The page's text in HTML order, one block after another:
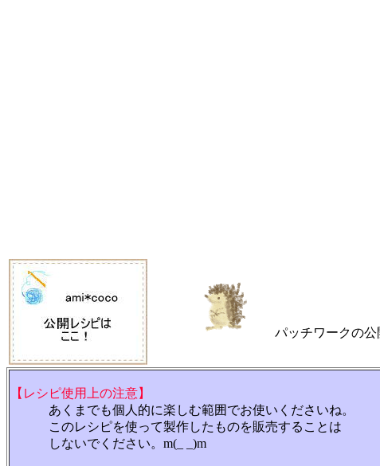
パッチワークの公
【レシピ使用上の注意】
あくまでも個人的に楽しむ範囲でお使いくださいね。
このレシピを使って製作したものを販売することは
しないでください。m(_ _)m